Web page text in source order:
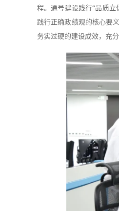
程。通号建设践行“品质
践行正确政绩观的核心要
务实过硬的建设成效，充